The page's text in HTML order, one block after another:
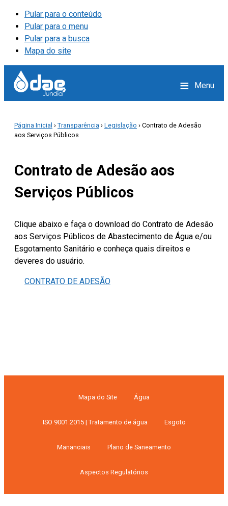
Pular para o conteúdo
Pular para o menu
Pular para a busca
Mapa do site
≡ Menu
Página Inicial › Transparência › Legislação › Contrato de Adesão
aos Serviços Públicos
Contrato de Adesão aos
Serviços Públicos
Clique abaixo e faça o download do Contrato de Adesão
aos Serviços Públicos de Abastecimento de Água e/ou
Esgotamento Sanitário e conheça quais direitos e
deveres do usuário.
CONTRATO DE ADESÃO
Mapa do Site Água
ISO 9001:2015 | Tratamento de água Esgoto
Mananciais Plano de Saneamento
Aspectos Regulatórios